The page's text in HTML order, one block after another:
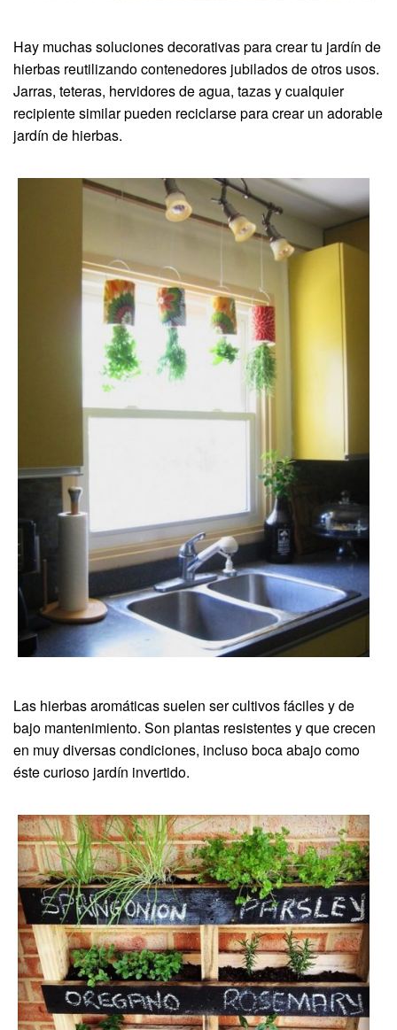
Hay muchas soluciones decorativas para crear tu jardín de
hierbas reutilizando contenedores jubilados de otros usos.
Jarras, teteras, hervidores de agua, tazas y cualquier
recipiente similar pueden reciclarse para crear un adorable
jardín de hierbas.
Las hierbas aromáticas suelen ser cultivos fáciles y de
bajo mantenimiento. Son plantas resistentes y que crecen
en muy diversas condiciones, incluso boca abajo como
éste curioso jardín invertido.